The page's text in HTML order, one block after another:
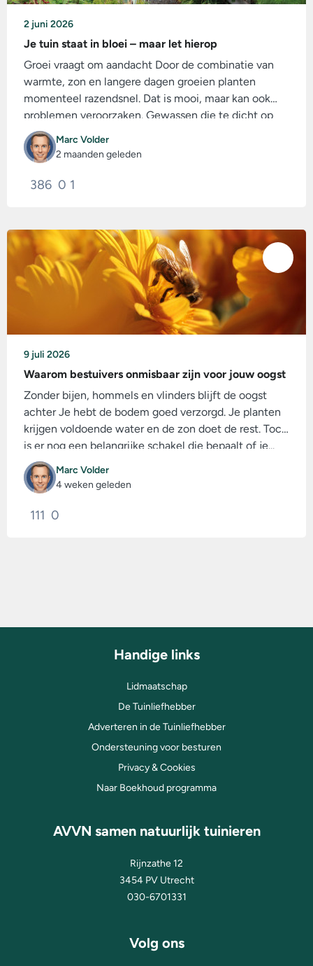
2 juni 2026
Je tuin staat in bloei – maar let hierop
Groei vraagt om aandacht Door de combinatie van
warmte, zon en langere dagen groeien planten
momenteel razendsnel. Dat is mooi, maar kan ook
problemen veroorzaken. Gewassen die te dicht op
elkaar staan...
Marc Volder
2 maanden geleden
386 0 1
9 juli 2026
Waarom bestuivers onmisbaar zijn voor jouw oogst
Zonder bijen, hommels en vlinders blijft de oogst
achter Je hebt de bodem goed verzorgd. Je planten
krijgen voldoende water en de zon doet de rest. Toch
is er nog een belangrijke schakel die bepaalt of je...
Marc Volder
4 weken geleden
111 0
Handige links
Lidmaatschap
De Tuinliefhebber
Adverteren in de Tuinliefhebber
Ondersteuning voor besturen
Privacy & Cookies
Naar Boekhoud programma
AVVN samen natuurlijk tuinieren
Rijnzathe 12
3454 PV Utrecht
030-6701331
Volg ons